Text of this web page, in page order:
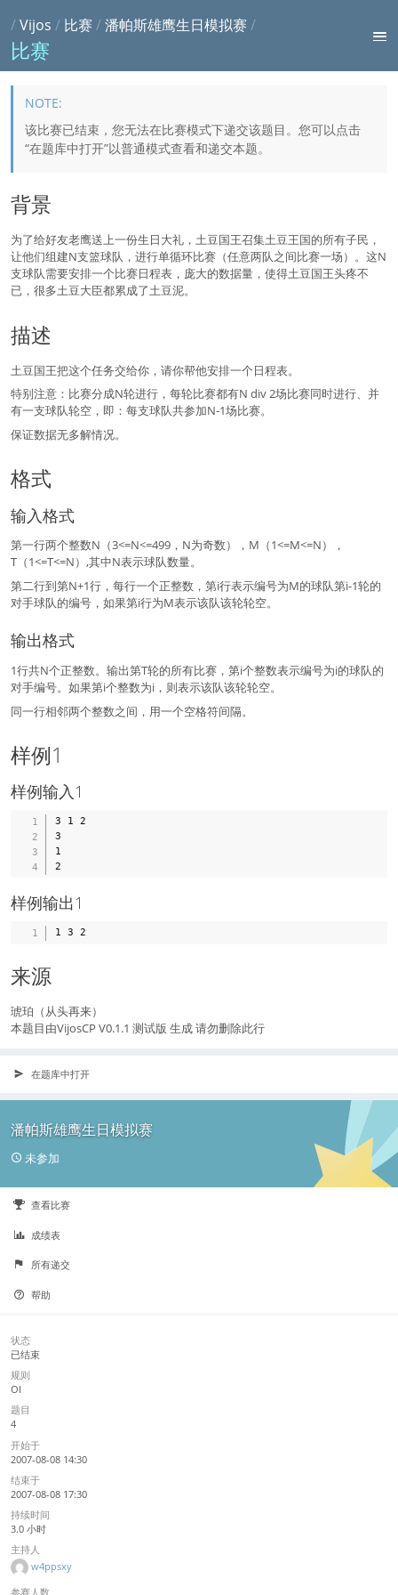
/Vijos / 比赛 /潘帕斯雄鹰生日模拟赛 /
比赛
该比赛已结束，您无法在比赛模式下递交该题目。您可以点击
“在题库中打开”以普通模式查看和递交本题。
背景
为了给好友老鹰送上一份生日大礼，土豆国王召集土豆王国的所有子民，
让他们组建N支篮球队，进行单循环比赛（任意两队之间比赛一场）。这N
支球队需要安排一个比赛日程表，庞大的数据量，使得土豆国王头疼不
已，很多土豆大臣都累成了土豆泥。
描述
土豆国王把这个任务交给你，请你帮他安排一个日程表。
特别注意：比赛分成N轮进行，每轮比赛都有N div 2场比赛同时进行、并
有一支球队轮空，即：每支球队共参加N-1场比赛。
保证数据无多解情况。
格式
输入格式
第一行两个整数N（3<=N<=499，N为奇数），M（1<=M<=N），
T（1<=T<=N）,其中N表示球队数量。
第二行到第N+1行，每行一个正整数，第i行表示编号为M的球队第i-1轮的
对手球队的编号，如果第i行为M表示该队该轮轮空。
输出格式
1行共N个正整数。输出第T轮的所有比赛，第i个整数表示编号为i的球队的
对手编号。如果第i个整数为i，则表示该队该轮轮空。
同一行相邻两个整数之间，用一个空格符间隔。
样例1
样例输入1
3 1 2
3
1
样例输出1
来源
琥珀（从头再来）
本题目由VijosCP V0.1.1 测试版 生成 请勿删除此行
在题库中打开
潘帕斯雄鹰生日模拟赛
未参加
查看比赛
成绩表
所有递交
帮助
状态
已结束
规则
OI
题目
4
开始于
2007-08-08 14:30
结束于
2007-08-08 17:30
持续时间
3.0 小时
主持人
w4ppsxy
参赛人数